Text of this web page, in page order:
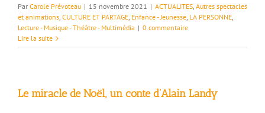
Par Carole Prévoteau | 15 novembre 2021 | ACTUALITES, Autres spectacles
et animations, CULTURE ET PARTAGE, Enfance - Jeunesse, LA PERSONNE,
Lecture - Musique - Théâtre - Multimédia | 0 commentaire
Lire la suite
Le miracle de Noël, un conte d’Alain Landy